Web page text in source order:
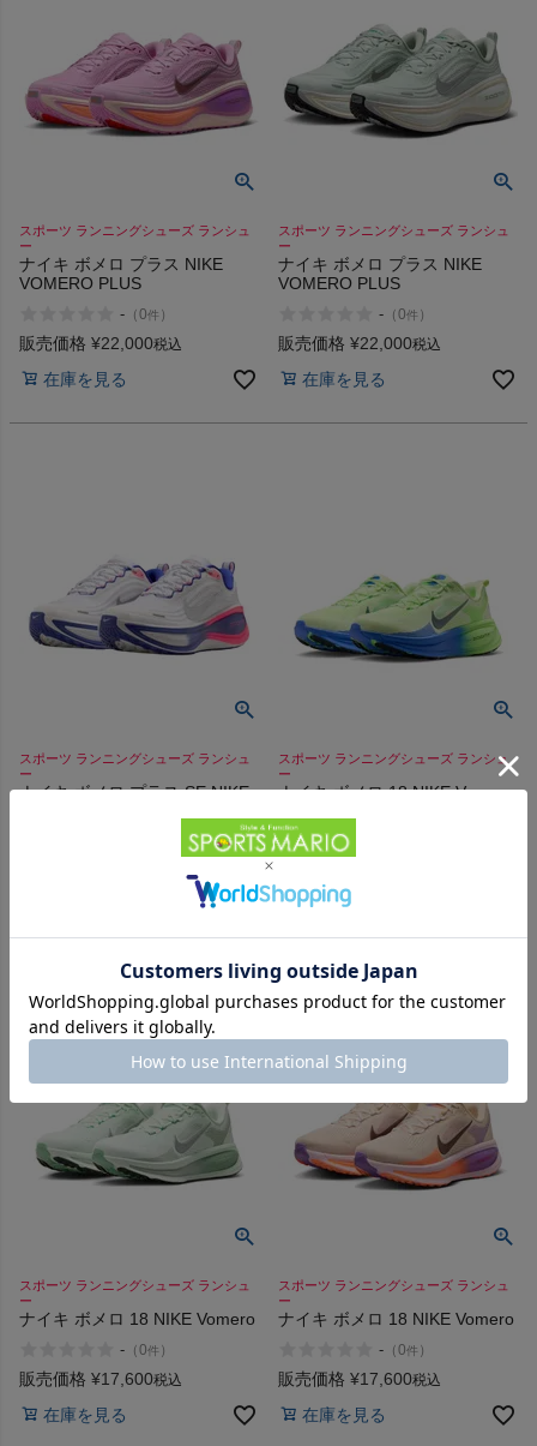
スポーツ ランニングシューズ ランシュ
ー
ナイキ ボメロ プラス NIKE
VOMERO PLUS
- （0件 ）
販売価格 ¥22,000税込
在庫を見る
スポーツ ランニングシューズ ランシュ
ー
ナイキ ボメロ プラス NIKE
VOMERO PLUS
- （0件 ）
販売価格 ¥22,000税込
在庫を見る
スポーツ ランニングシューズ ランシュ
ー
ナイキ ボメロ プラス SE NIKE
スポーツ ランニングシューズ ランシュ
ー
ナイキ ボメロ 18 NIKE Vomero
販売価格
在庫を見る
スポーツ ランニングシューズ ランシュ
ー
ナイキ ボメロ 18 NIKE Vomero
- （0件 ）
販売価格 ¥17,600税込
在庫を見る
スポーツ ランニングシューズ ランシュ
ー
ナイキ ボメロ 18 NIKE Vomero
- （0件 ）
販売価格 ¥17,600税込
在庫を見る